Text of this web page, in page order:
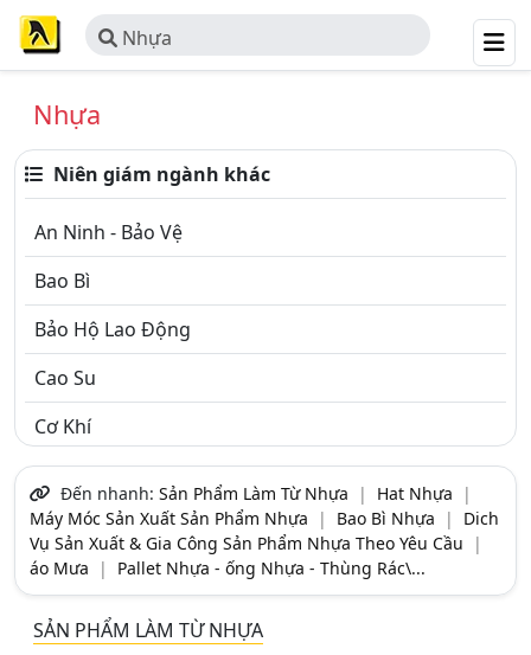
Nhựa
Nhựa
Niên giám ngành khác
An Ninh - Bảo Vệ
Bao Bì
Bảo Hộ Lao Động
Cao Su
Cơ Khí
Công Nghiệp - Thiết Bị
Điện & Thiết Bị Điện
Điện Lạnh
Đồ Gia Dụng
Đến nhanh: Sản Phẩm Làm Từ Nhựa | Hat Nhựa
|
Máy Móc Sản Xuất Sản Phẩm Nhựa
| Bao Bì Nhựa |
Dich
Vụ Sản Xuất & Gia Công Sản Phẩm Nhựa Theo Yêu Cầu
|
áo Mưa
| Pallet Nhựa - ống Nhựa - Thùng Rác\...
SẢN PHẨM LÀM TỪ NHỰA